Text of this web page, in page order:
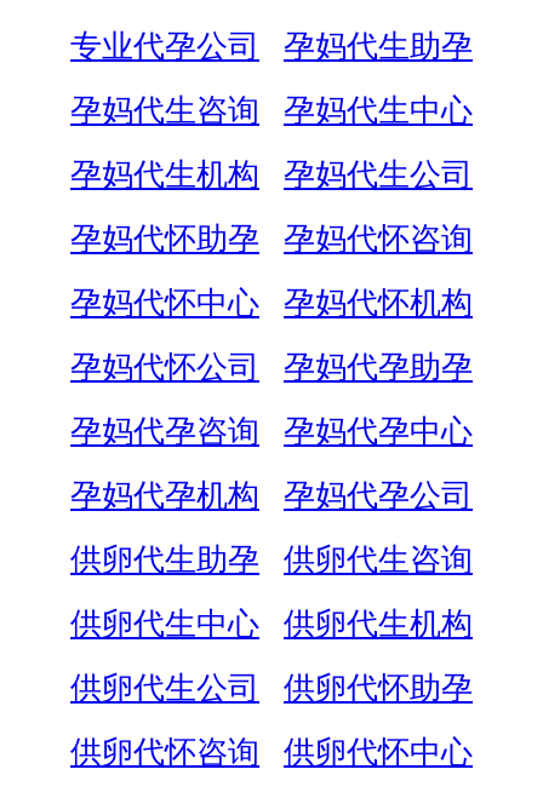
专业代孕公司
孕妈代生助孕
孕妈代生咨询
孕妈代生中心
孕妈代生机构
孕妈代生公司
孕妈代怀助孕
孕妈代怀咨询
孕妈代怀中心
孕妈代怀机构
孕妈代怀公司
孕妈代孕助孕
孕妈代孕咨询
孕妈代孕中心
孕妈代孕机构
孕妈代孕公司
供卵代生助孕
供卵代生咨询
供卵代生中心
供卵代生机构
供卵代生公司
供卵代怀助孕
供卵代怀咨询
供卵代怀中心